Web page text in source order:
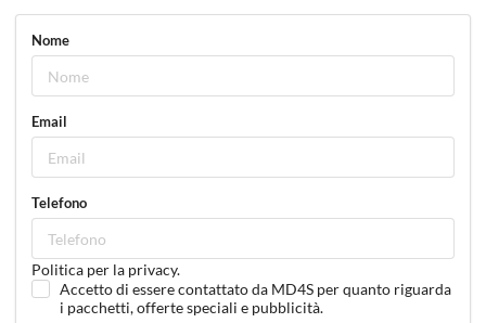
Nome
Email
Telefono
Politica per la privacy.
Accetto di essere contattato da MD4S per quanto riguarda
i pacchetti, offerte speciali e pubblicità.